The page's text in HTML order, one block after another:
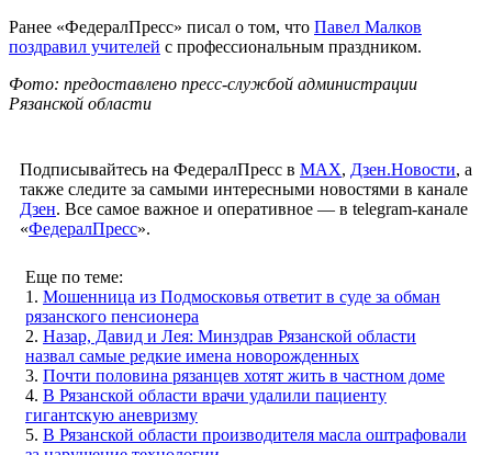
Ранее «ФедералПресс» писал о том, что Павел Малков
поздравил учителей с профессиональным праздником.
Фото: предоставлено пресс-службой администрации
Рязанской области
Подписывайтесь на ФедералПресс в МАХ, Дзен.Новости, а
также следите за самыми интересными новостями в канале
Дзен. Все самое важное и оперативное — в telegram-канале
«ФедералПресс».
Еще по теме:
1. Мошенница из Подмосковья ответит в суде за обман
рязанского пенсионера
2. Назар, Давид и Лея: Минздрав Рязанской области
назвал самые редкие имена новорожденных
3. Почти половина рязанцев хотят жить в частном доме
4. В Рязанской области врачи удалили пациенту
гигантскую аневризму
5. В Рязанской области производителя масла оштрафовали